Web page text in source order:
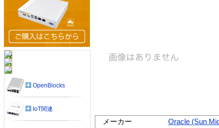
メーカー
Oracle (Sun
OpenBlocks
IoT関連